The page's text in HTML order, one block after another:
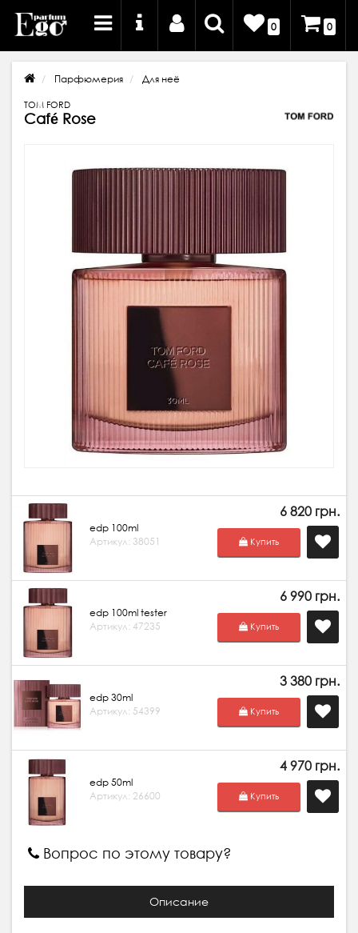
0 0
Парфюмерия Для неё
TOM FORD
Café Rose
edp 100ml
Артикул: 38051
6 820 грн.
Купить
edp 100ml tester
Артикул: 47235
6 990 грн.
Купить
edp 30ml
Артикул: 54399
3 380 грн.
Купить
edp 50ml
Артикул: 26600
4 970 грн.
Купить
Вопрос по этому товару?
Описание